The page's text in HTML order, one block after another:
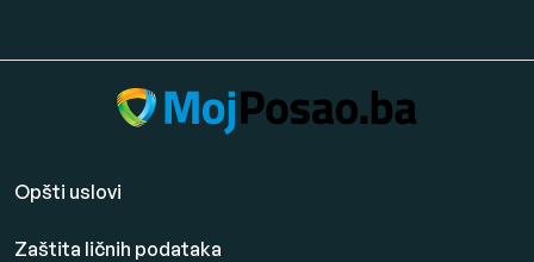
Opšti uslovi
Zaštita ličnih podataka